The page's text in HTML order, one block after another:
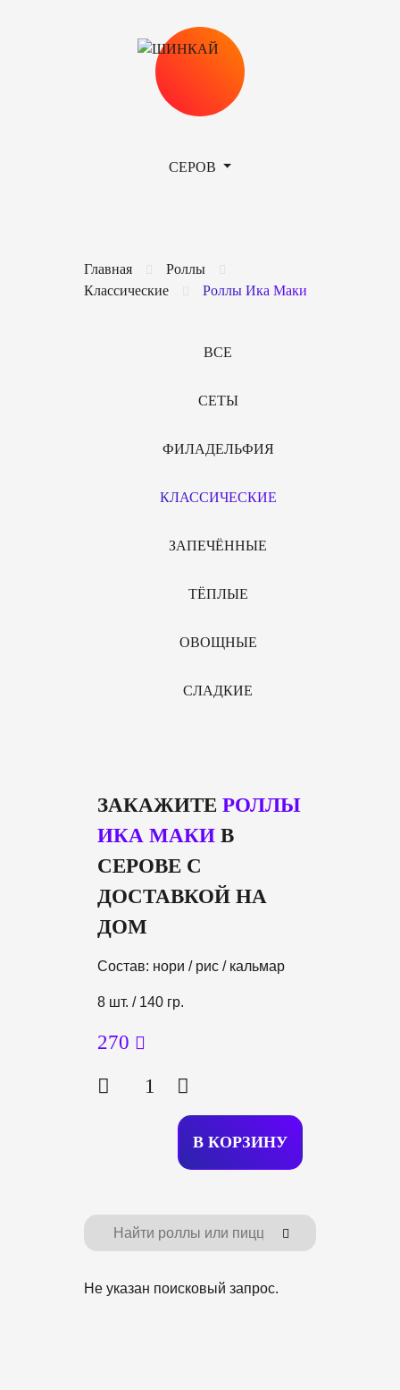
СЕРОВ
Главная
Роллы
Классические
Роллы Ика Маки
ВСЕ
СЕТЫ
ФИЛАДЕЛЬФИЯ
КЛАССИЧЕСКИЕ
ЗАПЕЧЁННЫЕ
ТЁПЛЫЕ
ОВОЩНЫЕ
СЛАДКИЕ
ЗАКАЖИТЕ РОЛЛЫ
ИКА МАКИ В
СЕРОВЕ С
ДОСТАВКОЙ НА
ДОМ
Состав: нори / рис / кальмар
8 шт. / 140 гр.
270
В КОРЗИНУ
Не указан поисковый запрос.